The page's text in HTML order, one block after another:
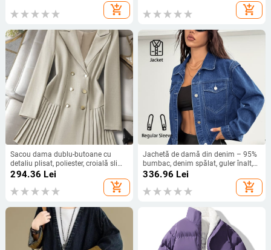
add_shopping_cart add_shopping_cart
Sacou dama dublu-butoane cu
detaliu plisat, poliester, croială slim,
mâneci lungi, toamnă 2025
294.36 Lei
add_shopping_cart
Jachetă de damă din denim – 95%
bumbac, denim spălat, guler înalt,
mâneci regulate, stil rock,
336.96 Lei
add_shopping_cart